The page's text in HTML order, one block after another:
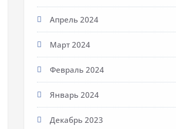
Апрель 2024
Март 2024
Февраль 2024
Январь 2024
Декабрь 2023